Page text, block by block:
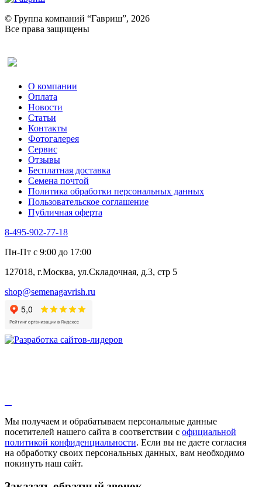
Ревень
Рукола
Рута
Тмин
Трава для чая
Туласи
Укроп
Фенхель пряный
Хризантема овощная
Цикорий пряный
Цикорий салатный (Витлуф)
Черемша
Шпинат
Щавель
Эндивий
Эстрагон
Алтей
Бессмертник
Валериана
Валерианелла
Гибискус лекарственный
Девясил
Душица
Змееголовник
Мыльнянка
Мята
Овсяный корень
Огуречная трава
Пустырник
© Группа компаний “Гавриш”, 2026
Все права защищены
О компании
Оплата
Новости
Статьи
Контакты
Фотогалерея​
Сервис
Отзывы
Бесплатная доставка
Семена почтой
Политика обработки персональных данных
Пользовательское соглашение
Публичная оферта
8-495-902-77-18
Пн-Пт с 9:00 до 17:00
127018, г.Москва, ул.Складочная, д.3, стр 5
shop@semenagavrish.ru
Мы получаем и обрабатываем персональные данные
посетителей нашего сайта в соответствии с официальной
политикой конфиденциальности. Если вы не даете согласия
на обработку своих персональных данных, вам необходимо
покинуть наш сайт.